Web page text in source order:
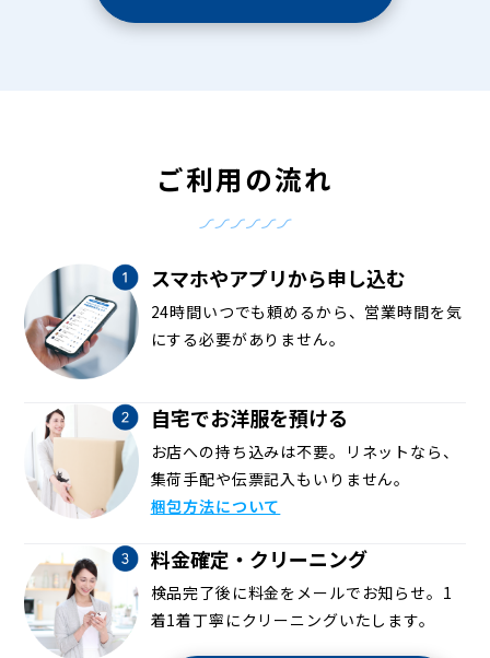
ご利用の流れ
スマホやアプリから申し込む
24時間いつでも頼めるから、営業時間を気
にする必要がありません。
自宅でお洋服を預ける
お店への持ち込みは不要。リネットなら、
集荷手配や伝票記入もいりません。
梱包方法について
料金確定・クリーニング
検品完了後に料金をメールでお知らせ。1
着1着丁寧にクリーニングいたします。